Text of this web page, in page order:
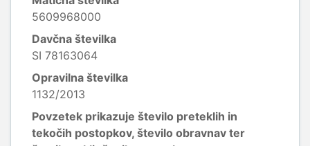
5609968000
Davčna številka
SI 78163064
Opravilna številka
1132/2013
Povzetek prikazuje število preteklih in
tekočih postopkov, število obravnav ter